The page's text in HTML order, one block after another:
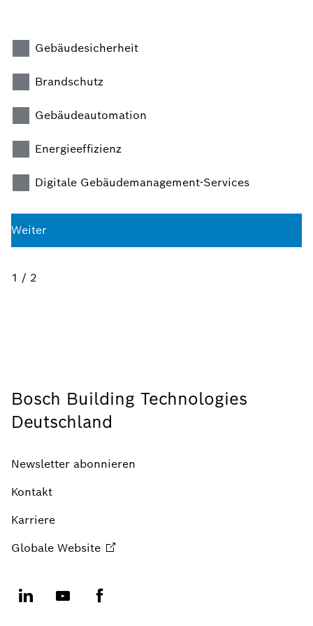
Gebäudesicherheit
Brandschutz
Gebäudeautomation
Energieeffizienz
Digitale Gebäudemanagement-Services
Weiter
1 / 2
Bosch Building Technologies
Deutschland
Newsletter abonnieren
Kontakt
Karriere
Globale Website